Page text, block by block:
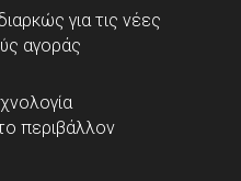
για τις νέες
αγοράς
περιβάλλον